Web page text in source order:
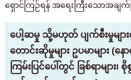
ရှောင်ကြဉ်ရန် အရေးကြီးသောအချ
ပေါ့ဆမှု သို့မဟုတ် ပျက်စီးမှုများ
တောင်းဆိုမှုများ ဥပမာများ (နေ
ကြမ်းပြင်ပေါ်တွင် ခြစ်ရာများ၊